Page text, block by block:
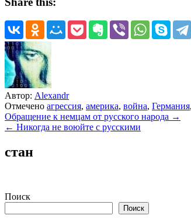
Автор: Alexandr
Отмечено агрессия, америка, война, Германия,
Навигация
по
записям
Обращение к немцам от русского народа →
← Никогда не воюйте с русскими
стан
Поиск
Поиск